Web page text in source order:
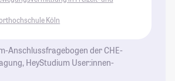
Köln
Anschlussfragebogen der CHE-
HeyStudium User:innen-